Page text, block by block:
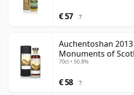
€ 57 ?
Auchentoshan 2013
Monuments of
70cl • 50.8%
€ 58 ?